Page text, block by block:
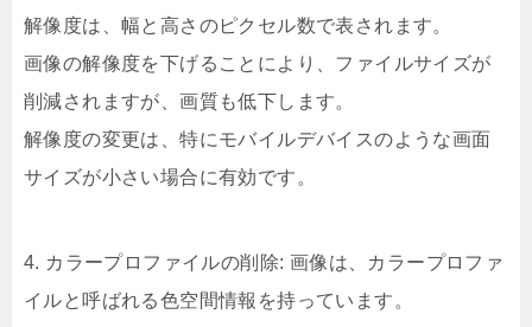
解像度は、幅と高さのピクセル数で表されます。
画像の解像度を下げることにより、ファイルサイズが
削減されますが、画質も低下します。
解像度の変更は、特にモバイルデバイスのような画面
サイズが小さい場合に有効です。
4. カラープロファイルの削除: 画像は、カラープロファ
イルと呼ばれる色空間情報を持っています。